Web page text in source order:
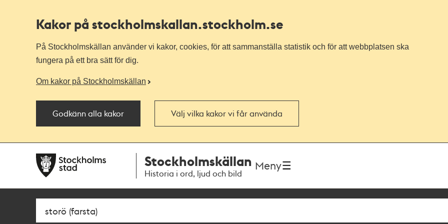
Kakor på stockholmskallan.stockholm.se
På Stockholmskällan använder vi kakor, cookies, för att sammanställa statistik och för att webbplatsen ska
fungera på ett bra sätt för dig.
Om kakor på Stockholmskällan
Godkänn alla kakor Välj vilka kakor vi får använda
navigationen
huvudinnehållet
Stockholmskällan
Historia i ord, ljud och bild
Meny
Sök